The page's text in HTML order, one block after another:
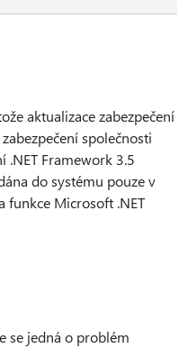
aktualizace zabezpečení
společnosti
.NET Framework 3.5
do systému pouze v
funkce Microsoft .NET
se jedná o problém